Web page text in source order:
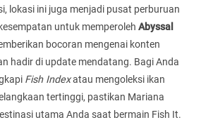
lokasi ini juga menjadi pusat perburuan
untuk memperoleh Abyssal
bocoran mengenai konten
hadir di update mendatang. Bagi Anda
Fish Indexatau mengoleksi ikan
tertinggi, pastikan Mariana
utama Anda saat bermain Fish It.